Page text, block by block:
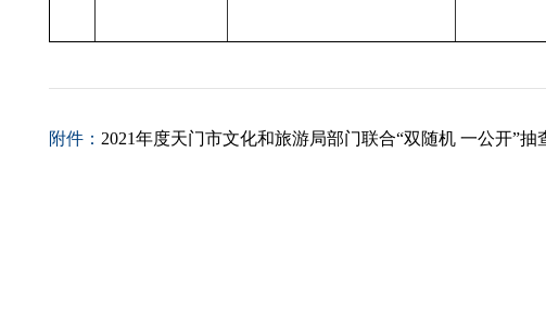
附件： 2021年度天门市文化和旅游局部门联合“双随机 一公开”抽